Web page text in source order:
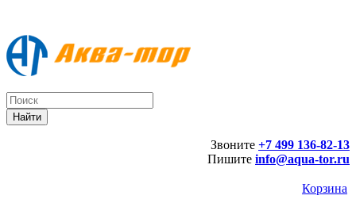
Звоните +7 499 136-82-13
Пишите info@aqua-tor.ru
Корзина